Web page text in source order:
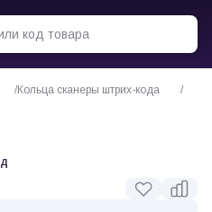
Кольца сканеры штрих-кода